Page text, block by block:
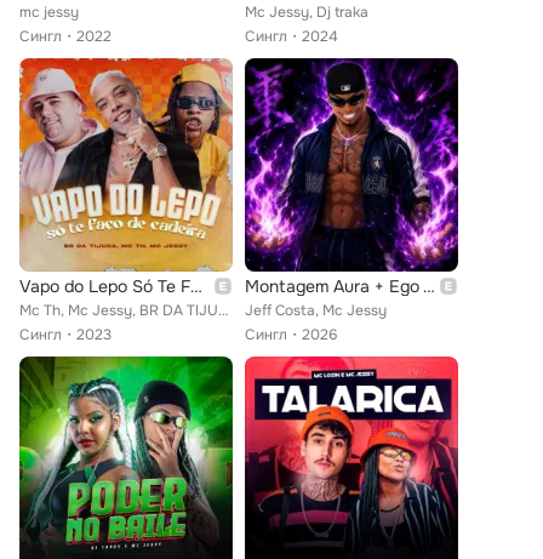
mc jessy
Сингл
2022
Mc Jessy, Dj traka
Сингл
2024
Vapo do Lepo Só Te Faço de Cadeira
Mc Th, Mc Jessy, BR DA TIJUCA
Сингл
2023
Montagem Aura + Ego Vou Te Provocar
Jeff Costa, Mc Jessy
Сингл
2026